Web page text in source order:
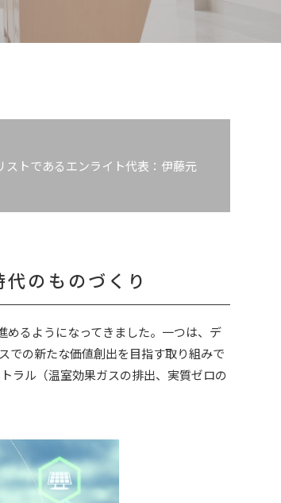
トであるエンライト代表：伊藤元
のものづくり
るようになってきました。一つは、デ
での新たな価値創出を目指す取り組みで
ラル（温室効果ガスの排出、実質ゼロの